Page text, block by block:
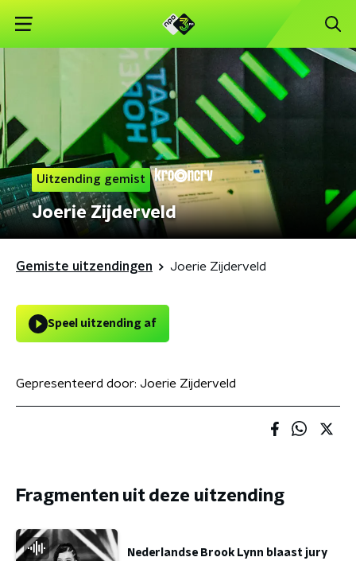
Uitzending gemist
Joerie Zijderveld
Gemiste uitzendingen Joerie Zijderveld
Speel uitzending af
Gepresenteerd door: Joerie Zijderveld
Fragmenten uit deze uitzending
Nederlandse Brook Lynn blaast jury